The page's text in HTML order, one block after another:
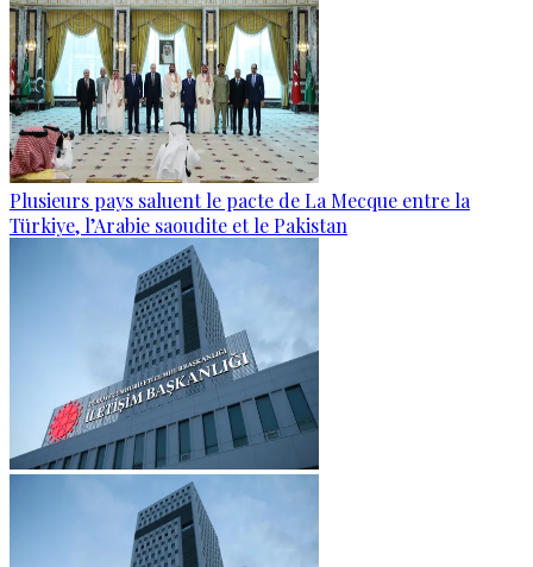
Plusieurs pays saluent le pacte de La Mecque entre la
Türkiye, l’Arabie saoudite et le Pakistan